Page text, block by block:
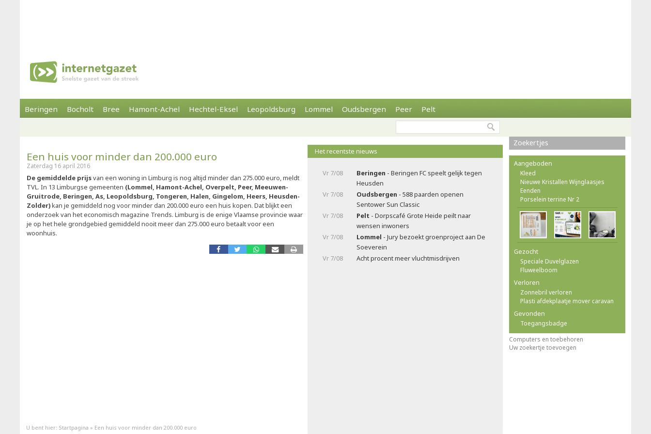
Beringen Bocholt Bree Hamont-Achel Hechtel-Eksel Leopoldsburg Lommel Oudsbergen Peer Pelt
Een huis voor minder dan 200.000 euro
Zaterdag 16 april 2016
De gemiddelde prijsvan een woning in Limburg is nog altijd minder dan 275.000 euro, meldt
TVL. In 13 Limburgse gemeenten (Lommel, Hamont-Achel, Overpelt, Peer, Meeuwen-
Gruitrode, Beringen, As, Leopoldsburg, Tongeren, Halen, Gingelom, Heers, Heusden-
Zolder)kan je gemiddeld nog voor minder dan 200.000 euro een huis kopen. Dat blijkt een
onderzoek van het economisch magazine Trends. Limburg is de enige Vlaamse provincie waar
je op het hele grondgebied gemiddeld nooit meer dan 275.000 euro betaalt voor een
woonhuis.
Het recentste nieuws
Vr 7/08 Beringen - Beringen FC speelt gelijk tegen
Heusden
Vr 7/08
Oudsbergen - 588 paarden openen
Sentower Sun Classic
Vr 7/08
Pelt - Dorpscafé Grote Heide peilt naar
wensen inwoners
Vr 7/08
Lommel - Jury bezoekt groenproject aan De
Soeverein
Vr 7/08
Acht procent meer vluchtmisdrijven
Zoekertjes
Aangeboden
Kleed
Nieuwe Kristallen Wijnglaasjes
Eenden
Porselein terrine Nr 2
Gezocht
Speciale Duvelglazen
Fluweelboom
Verloren
Zonnebril verloren
Plasti afdekplaatje mover caravan
Gevonden
Toegangsbadge
Computers en toebehoren
Uw zoekertje toevoegen
U bent hier: Startpagina » Een huis voor minder dan 200.000 euro